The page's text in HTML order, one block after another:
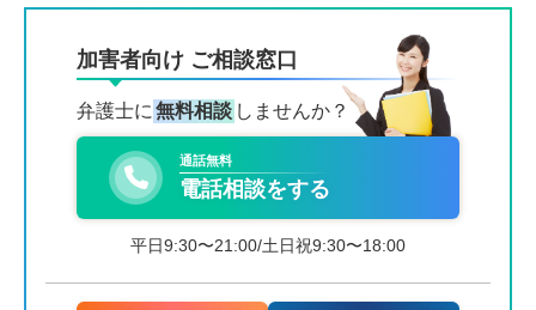
加害者向け ご相談窓口
弁護士に 無料相談 しませんか？
通話無料
電話相談をする
平日9:30〜21:00/土日祝9:30〜18:00